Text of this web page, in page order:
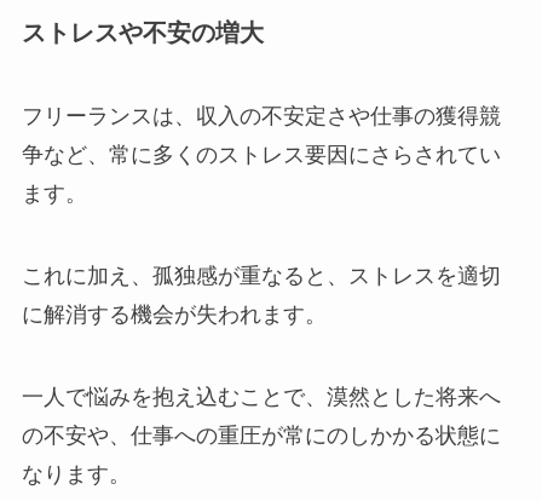
ストレスや不安の増大
フリーランスは、収入の不安定さや仕事の獲得競
争など、常に多くのストレス要因にさらされてい
ます。
これに加え、孤独感が重なると、ストレスを適切
に解消する機会が失われます。
一人で悩みを抱え込むことで、漠然とした将来へ
の不安や、仕事への重圧が常にのしかかる状態に
なります。